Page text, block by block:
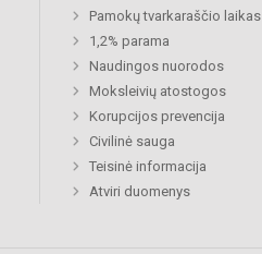
Pamokų tvarkaraščio laikas
1,2% parama
Naudingos nuorodos
Moksleivių atostogos
Korupcijos prevencija
Civilinė sauga
Teisinė informacija
Atviri duomenys